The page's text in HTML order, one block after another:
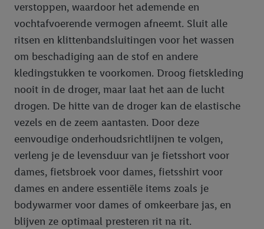
verstoppen, waardoor het ademende en
vochtafvoerende vermogen afneemt. Sluit alle
ritsen en klittenbandsluitingen voor het wassen
om beschadiging aan de stof en andere
kledingstukken te voorkomen. Droog fietskleding
nooit in de droger, maar laat het aan de lucht
drogen. De hitte van de droger kan de elastische
vezels en de zeem aantasten. Door deze
eenvoudige onderhoudsrichtlijnen te volgen,
verleng je de levensduur van je fietsshort voor
dames, fietsbroek voor dames, fietsshirt voor
dames en andere essentiële items zoals je
bodywarmer voor dames of omkeerbare jas, en
blijven ze optimaal presteren rit na rit.